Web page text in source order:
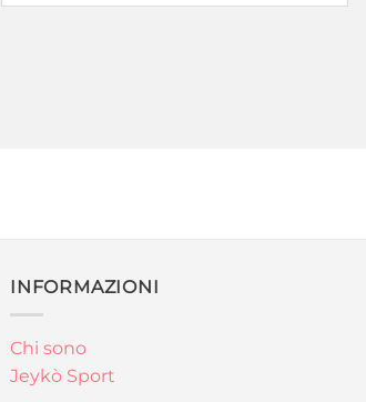
INFORMAZIONI
Chi sono
Jeykò Sport